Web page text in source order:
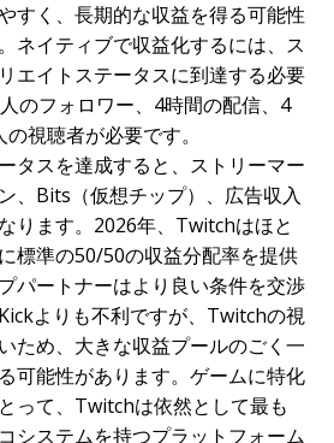
すく、長期的な収益を得る可能性
ネイティブで収益化するには、ス
エイトステータスに到達する必要
のフォロワー、4時間の配信、4
視聴者が必要です。
タスを達成すると、ストリーマー
、Bits（仮想チップ）、広告収入
ります。2026年、Twitchはほと
標準の50/50の収益分配率を提供
パートナーはより良い条件を交渉
よりも不利ですが、Twitchの視
ため、大きな収益プールのごく一
可能性があります。ゲームに特化
って、Twitchは依然として最も
システムを持つプラットフォーム